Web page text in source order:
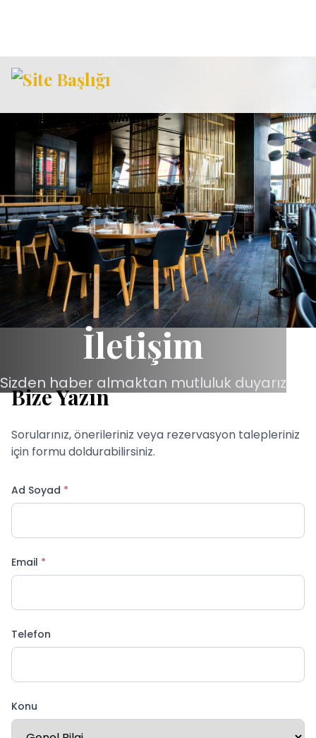
İletişim
Sizden haber almaktan mutluluk duyarız
Bize Yazın
Sorularınız, önerileriniz veya rezervasyon talepleriniz
için formu doldurabilirsiniz.
Ad Soyad *
Email *
Telefon
Konu